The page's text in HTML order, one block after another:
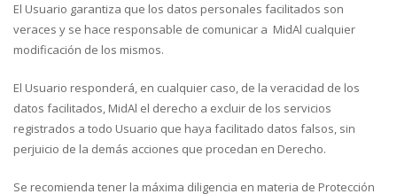
El Usuario garantiza que los datos personales facilitados son
veraces y se hace responsable de comunicar a MidAl cualquier
modificación de los mismos.
El Usuario responderá, en cualquier caso, de la veracidad de los
datos facilitados, MidAl el derecho a excluir de los servicios
registrados a todo Usuario que haya facilitado datos falsos, sin
perjuicio de la demás acciones que procedan en Derecho.
Se recomienda tener la máxima diligencia en materia de Protección